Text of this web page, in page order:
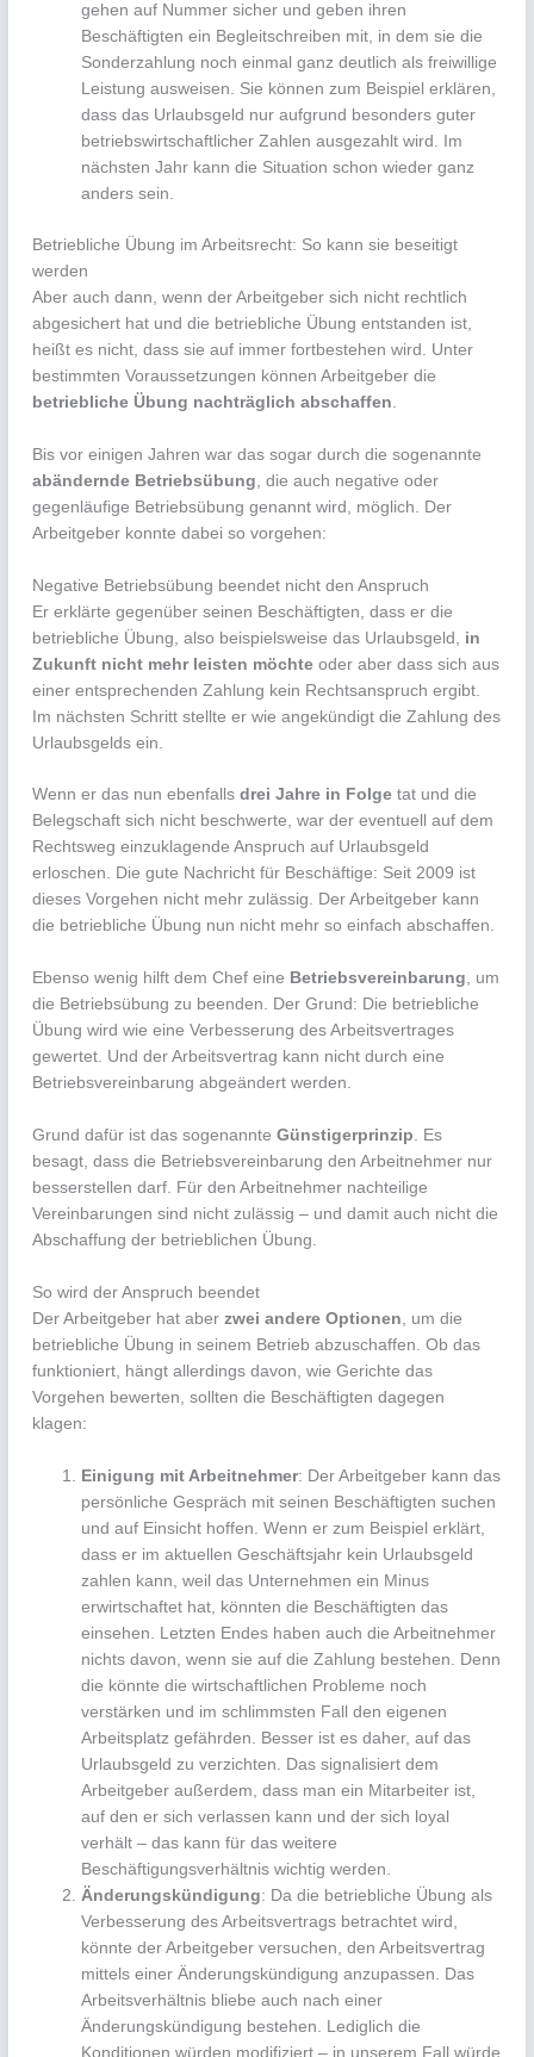
gehen auf Nummer sicher und geben ihren
Beschäftigten ein Begleitschreiben mit, in dem sie die
Sonderzahlung noch einmal ganz deutlich als freiwillige
Leistung ausweisen. Sie können zum Beispiel erklären,
dass das Urlaubsgeld nur aufgrund besonders guter
betriebswirtschaftlicher Zahlen ausgezahlt wird. Im
nächsten Jahr kann die Situation schon wieder ganz
anders sein.
Betriebliche Übung im Arbeitsrecht: So kann sie beseitigt
werden
Aber auch dann, wenn der Arbeitgeber sich nicht rechtlich
abgesichert hat und die betriebliche Übung entstanden ist,
heißt es nicht, dass sie auf immer fortbestehen wird. Unter
bestimmten Voraussetzungen können Arbeitgeber die
betriebliche Übung nachträglich abschaffen
Bis vor einigen Jahren war das sogar durch die sogenannte
abändernde Betriebsübung , die auch negative oder
gegenläufige Betriebsübung genannt wird, möglich. Der
Arbeitgeber konnte dabei so vorgehen:
Negative Betriebsübung beendet nicht den Anspruch
Er erklärte gegenüber seinen Beschäftigten, dass er die
betriebliche Übung, also beispielsweise das Urlaubsgeld, in
Zukunft nicht mehr leisten möchte oder aber dass sich aus
einer entsprechenden Zahlung kein Rechtsanspruch ergibt.
Im nächsten Schritt stellte er wie angekündigt die Zahlung des
Urlaubsgelds ein.
Wenn er das nun ebenfallsdrei Jahre in Folge tat und die
Belegschaft sich nicht beschwerte, war der eventuell auf dem
Rechtsweg einzuklagende Anspruch auf Urlaubsgeld
erloschen. Die gute Nachricht für Beschäftige: Seit 2009 ist
dieses Vorgehen nicht mehr zulässig. Der Arbeitgeber kann
die betriebliche Übung nun nicht mehr so einfach abschaffen.
Ebenso wenig hilft dem Chef eine Betriebsvereinbarung, um
die Betriebsübung zu beenden. Der Grund: Die betriebliche
Übung wird wie eine Verbesserung des Arbeitsvertrages
gewertet. Und der Arbeitsvertrag kann nicht durch eine
Betriebsvereinbarung abgeändert werden.
Grund dafür ist das sogenannteGünstigerprinzip. Es
besagt, dass die Betriebsvereinbarung den Arbeitnehmer nur
besserstellen darf. Für den Arbeitnehmer nachteilige
Vereinbarungen sind nicht zulässig – und damit auch nicht die
Abschaffung der betrieblichen Übung.
So wird der Anspruch beendet
Der Arbeitgeber hat aberzwei andere Optionen, um die
betriebliche Übung in seinem Betrieb abzuschaffen. Ob das
funktioniert, hängt allerdings davon, wie Gerichte das
Vorgehen bewerten, sollten die Beschäftigten dagegen
klagen:
Einigung mit Arbeitnehmer: Der Arbeitgeber kann das
persönliche Gespräch mit seinen Beschäftigten suchen
und auf Einsicht hoffen. Wenn er zum Beispiel erklärt,
dass er im aktuellen Geschäftsjahr kein Urlaubsgeld
zahlen kann, weil das Unternehmen ein Minus
erwirtschaftet hat, könnten die Beschäftigten das
einsehen. Letzten Endes haben auch die Arbeitnehmer
nichts davon, wenn sie auf die Zahlung bestehen. Denn
die könnte die wirtschaftlichen Probleme noch
verstärken und im schlimmsten Fall den eigenen
Arbeitsplatz gefährden. Besser ist es daher, auf das
Urlaubsgeld zu verzichten. Das signalisiert dem
Arbeitgeber außerdem, dass man ein Mitarbeiter ist,
auf den er sich verlassen kann und der sich loyal
verhält – das kann für das weitere
Beschäftigungsverhältnis wichtig werden.
Änderungskündigung: Da die betriebliche Übung als
Verbesserung des Arbeitsvertrags betrachtet wird,
könnte der Arbeitgeber versuchen, den Arbeitsvertrag
mittels einer Änderungskündigung anzupassen. Das
Arbeitsverhältnis bliebe auch nach einer
Änderungskündigung bestehen. Lediglich die
Konditionen würden modifiziert – in unserem Fall würde